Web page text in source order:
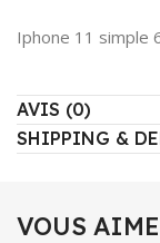
Iphone 11 simple
AVIS (0)
SHIPPING &
VOUS